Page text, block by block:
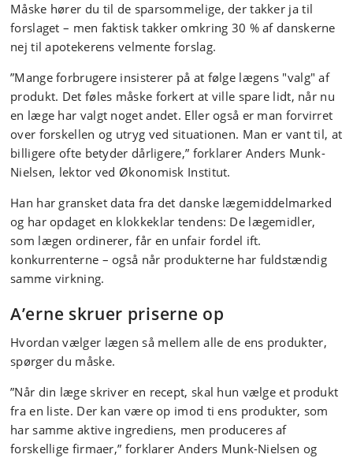
Måske hører du til de sparsommelige, der takker ja til
forslaget – men faktisk takker omkring 30 % af danskerne
nej til apotekerens velmente forslag.
”Mange forbrugere insisterer på at følge lægens "valg" af
produkt. Det føles måske forkert at ville spare lidt, når nu
en læge har valgt noget andet. Eller også er man forvirret
over forskellen og utryg ved situationen. Man er vant til, at
billigere ofte betyder dårligere,” forklarer Anders Munk-
Nielsen, lektor ved Økonomisk Institut.
Han har gransket data fra det danske lægemiddelmarked
og har opdaget en klokkeklar tendens: De lægemidler,
som lægen ordinerer, får en unfair fordel ift.
konkurrenterne – også når produkterne har fuldstændig
samme virkning.
A’erne skruer priserne op
Hvordan vælger lægen så mellem alle de ens produkter,
spørger du måske.
”Når din læge skriver en recept, skal hun vælge et produkt
fra en liste. Der kan være op imod ti ens produkter, som
har samme aktive ingrediens, men produceres af
forskellige firmaer,” forklarer Anders Munk-Nielsen og